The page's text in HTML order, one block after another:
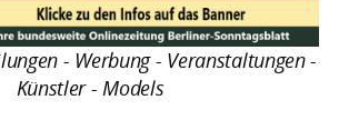
- Werbung - Veranstaltungen -
Künstler - Models